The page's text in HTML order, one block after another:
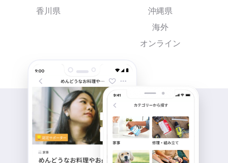
香川県
沖縄県
海外
オンライン